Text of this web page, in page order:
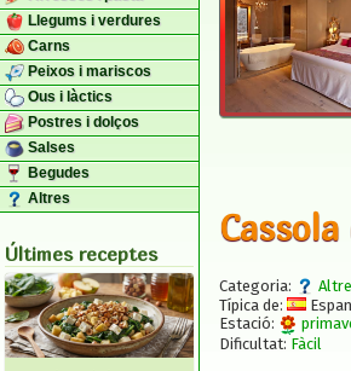
Llegums i verdures
Carns
Peixos i mariscos
Ous i làctics
Postres i dolços
Salses
Begudes
Altres
Últimes receptes
Categoria:
Típica de:
Estació:
Dificultat: Fàcil